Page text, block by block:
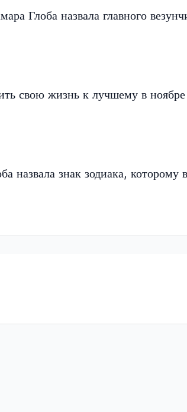
Глоба назвала главного
свою жизнь к лучшему в
назвала знак зодиака, которому в